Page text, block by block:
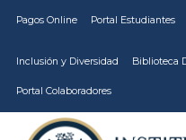
Pagos Online Portal Estudiantes
Inclusión y Diversidad Biblioteca
Portal Colaboradores
CARRERAS